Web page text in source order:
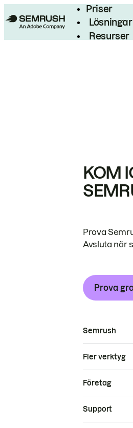
Priser
Lösningar
Resurser
KOM
Prova
Avsluta när
Prova
Semrush
Fler verktyg
Företag
Support